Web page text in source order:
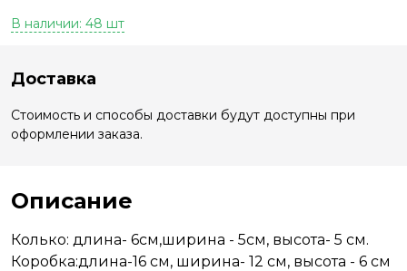
В наличии: 48 шт
Доставка
Стоимость и способы доставки будут доступны при
оформлении заказа.
Описание
Колько: длина- 6см,ширина - 5см, высота- 5 см.
Коробка:длина-16 см, ширина- 12 см, высота - 6 см